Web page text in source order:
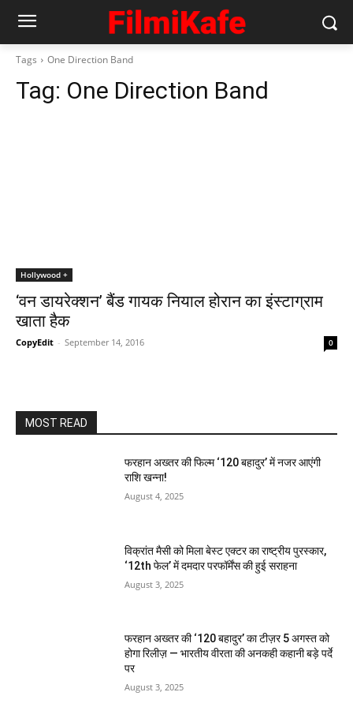
Tags One Direction Band
Tag: One Direction Band
Hollywood +
‘वन डायरेक्शन’ बैंड गायक नियाल होरान का इंस्टाग्राम
खाता हैक
CopyEdit - September 14, 2016 0
MOST READ
फरहान अख्तर की फिल्म ‘120 बहादुर’ में नजर आएंगी
राशि खन्ना!
August 4, 2025
विक्रांत मैसी को मिला बेस्ट एक्टर का राष्ट्रीय पुरस्कार,
‘12th फेल’ में दमदार परफॉर्मेंस की हुई सराहना
August 3, 2025
फरहान अख्तर की ‘120 बहादुर’ का टीज़र 5 अगस्त को
होगा रिलीज़ — भारतीय वीरता की अनकही कहानी बड़े पर्दे
पर
August 3, 2025